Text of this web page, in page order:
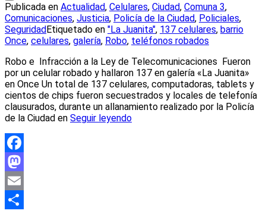
Publicada en Actualidad, Celulares, Ciudad, Comuna 3,
Comunicaciones, Justicia, Policía de la Ciudad, Policiales,
SeguridadEtiquetado en "La Juanita", 137 celulares, barrio
Once, celulares, galería, Robo, teléfonos robados
Robo e Infracción a la Ley de Telecomunicaciones Fueron
por un celular robado y hallaron 137 en galería «La Juanita»
en Once Un total de 137 celulares, computadoras, tablets y
cientos de chips fueron secuestrados y locales de telefonía
clausurados, durante un allanamiento realizado por la Policía
de la Ciudad en Seguir leyendo
Facebook
Mastodon
Email